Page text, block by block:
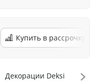
Купить в рассрочку
Декорации Deksi